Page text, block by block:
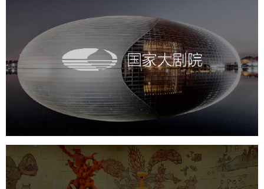
国家大剧院
文化艺术 剧院 智慧展馆 展馆网站建设
农业展览馆